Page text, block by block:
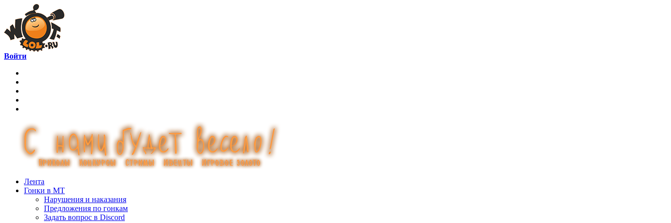
Войти
Лента
Гонки в МТ
Нарушения и наказания
Предложения по гонкам
Задать вопрос в Discord